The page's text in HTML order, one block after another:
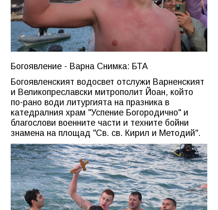
Богоявление - Варна Снимка: БТА
Богоявленският водосвет отслужи Варненският
и Великопреславски митрополит Йоан, който
по-рано води литургията на празника в
катедралния храм "Успение Богородично" и
благослови военните части и техните бойни
знамена на площад "Св. св. Кирил и Методий".